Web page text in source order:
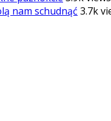
nam schudnąć 3.7k